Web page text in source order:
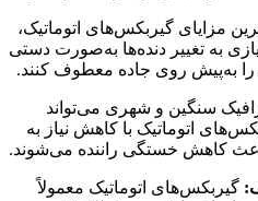
مزایای گیربکس‌های اتوماتیک،
به تغییر دنده‌ها به‌صورت دستی
را به‌پیش روی جاده معطوف کنند.
سنگین و شهری می‌تواند
اتوماتیک با کاهش نیاز به
باعث کاهش خستگی راننده می‌شوند.
گیربکس‌های اتوماتیک معمولاً